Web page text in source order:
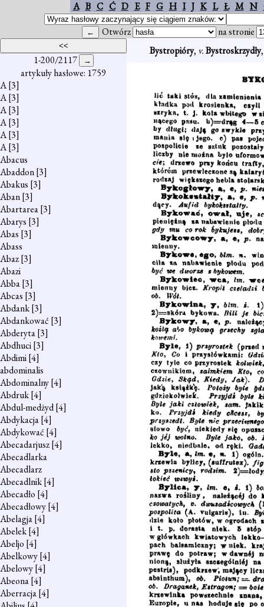
A B C Ć D E F G H I J K L Ł M N
Otwórz na stronie
1-200/2117
artykuły hasłowe: 1759
A[3]
A[3]
A[3]
A[3]
A[3]
A[3]
Abacus
Abaddon[3]
Abakus [3]
Aban[3]
Abartarea[3]
Abarys [3]
Abas [3]
Abass
Abaz[3]
Abazi
Abba[3]
Abcas [3]
Abdank[3]
Abdankować [3]
Abderyta[3]
Abdhuci[3]
Abdimi[4]
abdominalis
Abdominalny[4]
Abdruk[4]
Abdul-medżyd[4]
Abdykacja[4]
Abdykować [4]
Abecadarjusz[4]
Abecadlarka
Abecadlarz
Abecadlnik[4]
Abecadło [4]
Abecadłowy[4]
Abelagja[4]
Abelek[4]
Abeljo [4]
Abelkowy[4]
Abelowy[4]
Abeona[4]
Aberracja[4]
Bystropióry, v.Bystroskrzydły